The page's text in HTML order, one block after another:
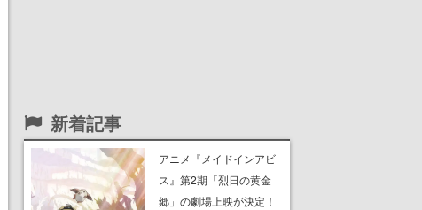
新着記事
アニメ『メイドインアビ
ス』第2期「烈日の黄金
郷」の劇場上映が決定！